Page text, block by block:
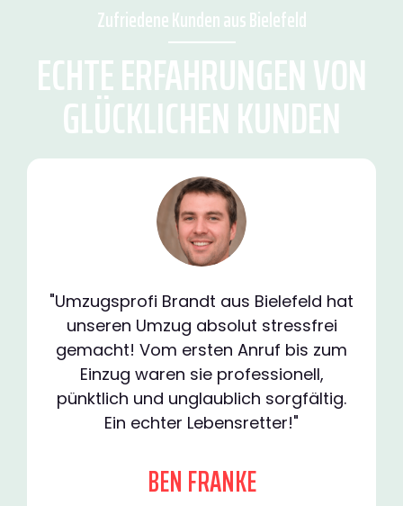
Zufriedene Kunden aus Bielefeld
ECHTE ERFAHRUNGEN VON
GLÜCKLICHEN KUNDEN
"Umzugsprofi Brandt aus Bielefeld hat
unseren Umzug absolut stressfrei
gemacht! Vom ersten Anruf bis zum
Einzug waren sie professionell,
pünktlich und unglaublich sorgfältig.
Ein echter Lebensretter!"
BEN FRANKE